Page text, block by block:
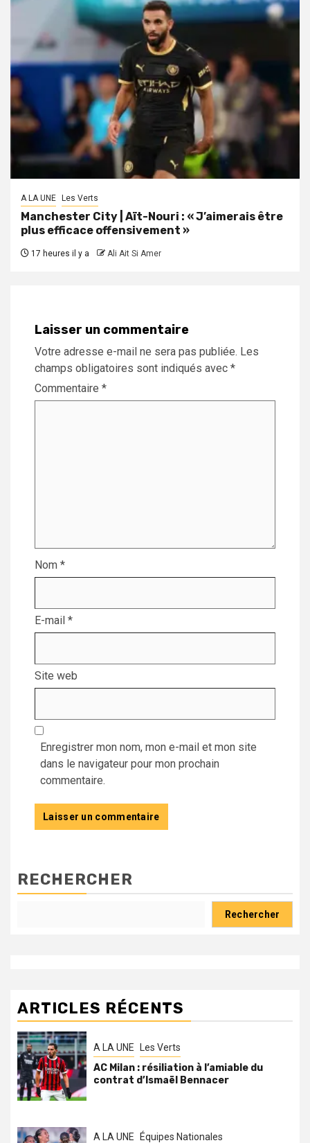
A LA UNE Les Verts
Manchester City | Aït-Nouri : « J’aimerais être
plus efficace offensivement »
17 heures il y a Ali Ait Si Amer
Laisser un commentaire
Votre adresse e-mail ne sera pas publiée. Les
champs obligatoires sont indiqués avec *
Commentaire *
Nom *
E-mail *
Site web
Enregistrer mon nom, mon e-mail et mon site
dans le navigateur pour mon prochain
commentaire.
RECHERCHER
Rechercher
ARTICLES RÉCENTS
A LA UNE Les Verts
AC Milan : résiliation à l’amiable du
contrat d’Ismaël Bennacer
A LA UNE Équipes Nationales